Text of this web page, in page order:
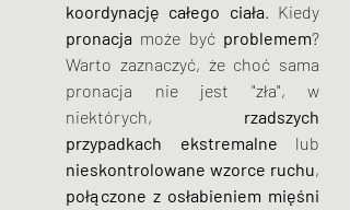
koordynację całego ciała
pronacja może być problemem?
Warto zaznaczyć, że choć sama
pronacja nie jest "zła", w
niektórych, rzadszych
przypadkach ekstremalne
nieskontrolowane wzorce ruchu
połączone z osłabieniem mięśni